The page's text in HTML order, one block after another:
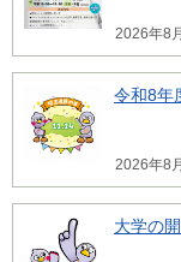
2026年8
令和8年
2026年8
大学の